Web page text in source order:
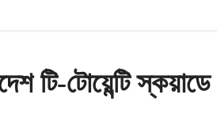
টি-টোয়েন্টি স্কয়াডে